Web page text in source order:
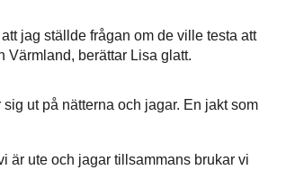
jag ställde frågan om de ville testa att
Värmland, berättar Lisa glatt.
ut på nätterna och jagar. En jakt som
är ute och jagar tillsammans brukar vi